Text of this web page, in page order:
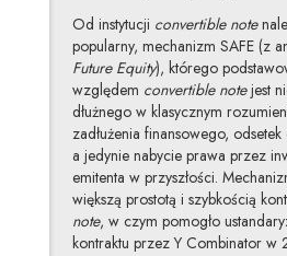
Od instytucji convertible note
popularny, mechanizm SAFE (z
Future Equity), którego
względem convertible notejest
dłużnego w klasycznym
zadłużenia finansowego,
a jedynie nabycie prawa przez
emitenta w przyszłości.
większą prostotą i szybkością
note, w czym pomogło
kontraktu przez Y Combinator w